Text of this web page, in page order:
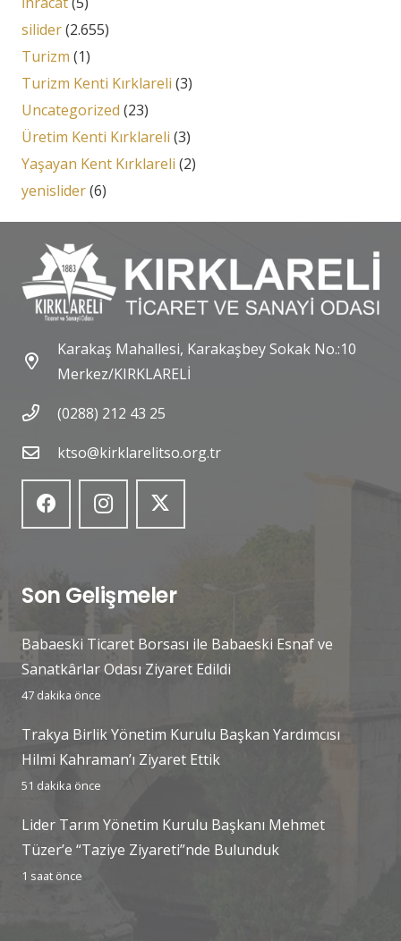
silider(2.655)
Turizm (1)
Turizm Kenti Kırklareli (3)
Uncategorized (23)
Üretim Kenti Kırklareli (3)
Yaşayan Kent Kırklareli (2)
yenislider(6)
Karakaş Mahallesi, Karakaşbey Sokak No.:10
Merkez/KIRKLARELİ
(0288) 212 43 25
ktso@kirklarelitso.org.tr
Son Gelişmeler
Babaeski Ticaret Borsası ile Babaeski Esnaf ve
Sanatkârlar Odası Ziyaret Edildi
47 dakika önce
Trakya Birlik Yönetim Kurulu Başkan Yardımcısı
Hilmi Kahraman’ı Ziyaret Ettik
51 dakika önce
Lider Tarım Yönetim Kurulu Başkanı Mehmet
Tüzer’e “Taziye Ziyareti”nde Bulunduk
1 saat önce